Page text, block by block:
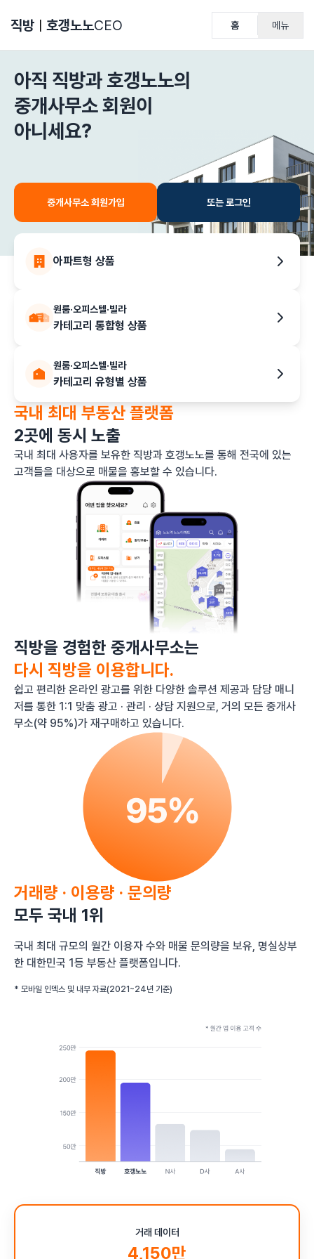
직방 ㅣ 호갱노노CEO 홈 메뉴
아직 직방과 호갱노노의
중개사무소 회원이
아니세요?
중개사무소 회원가입 또는 로그인
아파트형 상품
원룸·오피스텔·빌라
카테고리 통합형 상품
원룸·오피스텔·빌라
카테고리 유형별 상품
국내 최대 부동산 플랫폼
2곳에 동시 노출
국내 최대 사용자를 보유한 직방과 호갱노노를 통해 전국에 있는
고객들을 대상으로 매물을 홍보할 수 있습니다.
직방을 경험한 중개사무소는
다시 직방을 이용합니다.
쉽고 편리한 온라인 광고를 위한 다양한 솔루션 제공과 담당 매니
저를 통한 1:1 맞춤 광고 · 관리 · 상담 지원으로, 거의 모든 중개사
무소(약 95%)가 재구매하고 있습니다.
거래량 · 이용량 · 문의량
모두 국내 1위
국내 최대 규모의 월간 이용자 수와 매물 문의량을 보유, 명실상부
한 대한민국 1등 부동산 플랫폼입니다.
* 모바일 인덱스 및 내부 자료(2021~24년 기준)
거래 데이터
4,150만